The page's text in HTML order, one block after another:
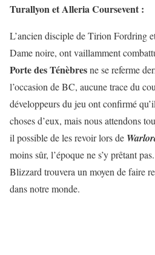
Turallyon et Alleria Coursevent :
L’ancien disciple de Tirion Fordring
Dame noire, ont vaillamment
Porte des Ténèbresne se referme
l’occasion de BC, aucune trace du
développeurs du jeu ont confirmé
choses d’eux, mais nous attendons
il possible de les revoir lors de
moins sûr, l’époque ne s’y prêtant
Blizzard trouvera un moyen de faire
dans notre monde.